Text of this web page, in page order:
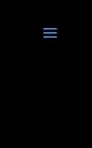
a